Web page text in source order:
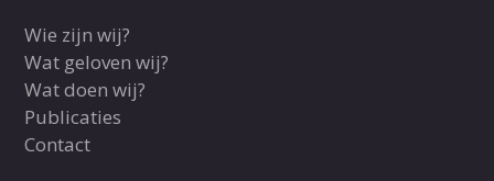
Wie zijn wij?
Wat geloven wij?
Wat doen wij?
Publicaties
Contact